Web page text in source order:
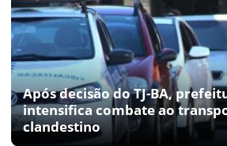
Após decisão do TJ-BA,
intensifica combate ao
clandestino